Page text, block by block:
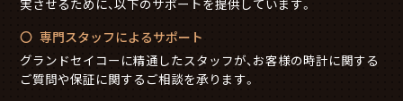
専門スタッフによるサポート
グランドセイコーに精通したスタッフが、お客様の時計に関する
ご質問や保証に関するご相談を承ります。